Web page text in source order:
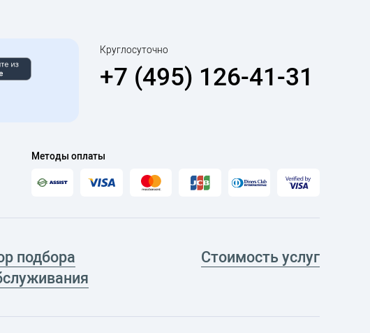
Круглосуточно
+7 (495) 126-41-31
Методы оплаты
подбора
Стоимость услуг